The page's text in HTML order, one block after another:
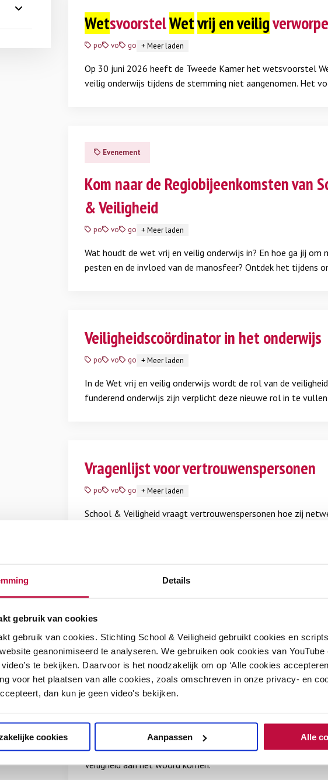
Details
gebruik van cookies
gebruik van cookies. Stichting School & Veiligheid gebruikt cookies en
geanonimiseerd te analyseren. We gebruiken ook cookies van
te bekijken. Daarvoor is het noodzakelijk om op ‘Alle cookies
voor het plaatsen van alle cookies, zoals omschreven in onze privacy- en
dan kun je geen video's bekijken.
cookies Aanpassen Alle
WetsvoorstelWetvrij en veilig
po vo go +Meer laden
Op 30 juni 2026 heeft de Tweede Kamer het wetsvoorstel
veilig onderwijs tijdens de stemming niet aangenomen. Het
en waar je ondersteuning kunt vinden.
Evenement
Kom naar de Regiobijeenkomsten van
& Veiligheid
po vo go +Meer laden
Wat houdt de wet vrij en veilig onderwijs in? En hoe ga jij om
pesten en de invloed van de manosfeer? Ontdek het tijdens
Veiligheidscoördinator in het onderwijs
po vo go +Meer laden
In de Wet vrij en veilig onderwijs wordt de rol van de
funderend onderwijs zijn verplicht deze nieuwe rol in te
Vragenlijst voor vertrouwenspersonen
po vo go +Meer laden
School & Veiligheid vraagt vertrouwenspersonen hoe zij
Persberichten
Op deze pagina kun je de persberichten nalezen die Stichting
Lees meer
In de media
po vo go
Een overzicht van artikelen, radio- en televisie-uitzendingen
Veiligheid aan het woord komen.